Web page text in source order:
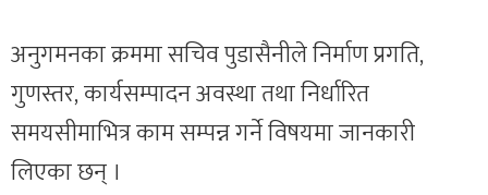
अनुगमनका क्रममा सचिव पुडासैनीले निर्माण प्रगति,
गुणस्तर, कार्यसम्पादन अवस्था तथा निर्धारित
समयसीमाभित्र काम सम्पन्न गर्ने विषयमा जानकारी
लिएका छन् ।